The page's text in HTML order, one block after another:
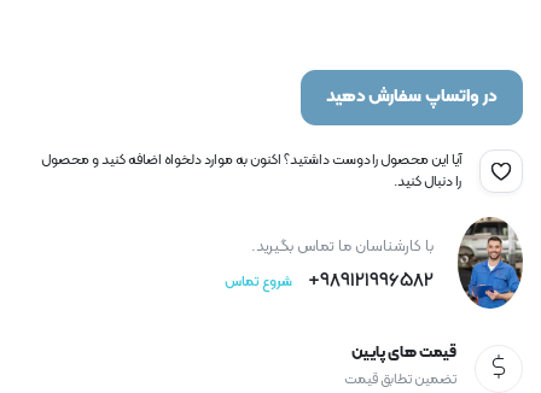
در واتساپ سفارش دهید
آیا این محصول را دوست داشتید؟ اکنون به موارد دلخواه اضافه کنید و محصول
را دنبال کنید.
با کارشناسان ما تماس بگیرید.
989121996582+ شروع تماس
قیمت های پایین
تضمین تطابق قیمت